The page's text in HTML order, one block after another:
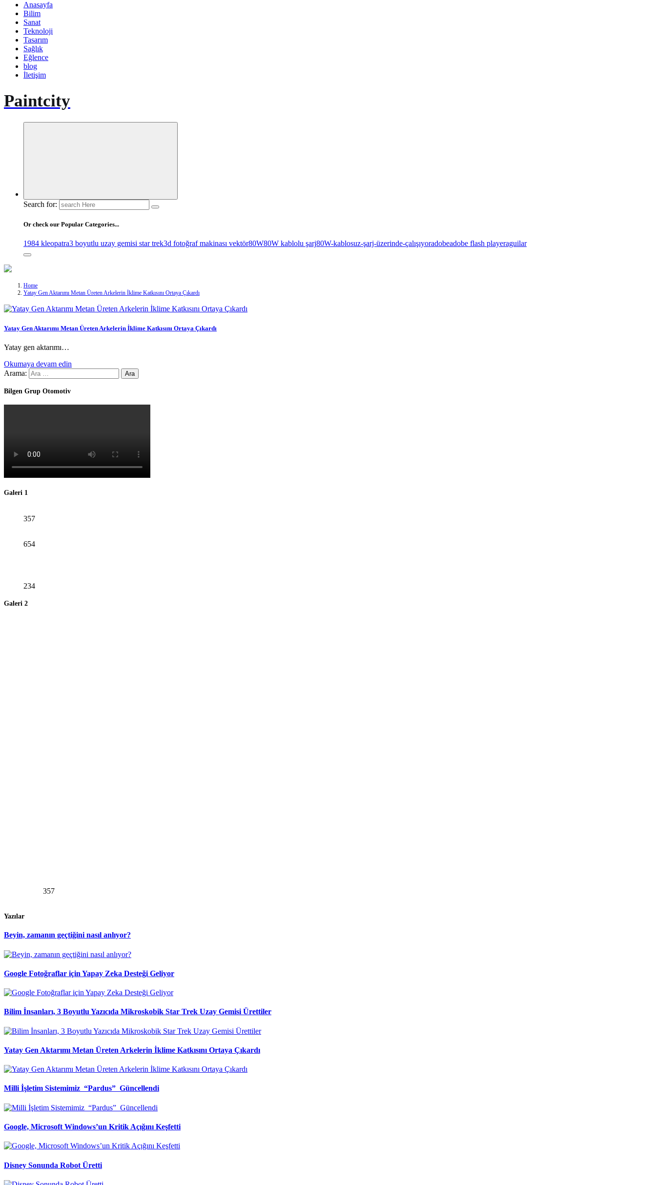
Anasayfa
Bilim
Sanat
Teknoloji
Tasarım
Sağlık
Eğlence
blog
İletişim
Paintcity
Search for:
Or check our Popular Categories...
1984 kleopatra3 boyutlu uzay gemisi star trek3d fotoğraf makinası vektör80W80W kablolu şarj80W-kablosuz-şarj-üzerinde-çalışıyoradobeadobe flash playeraguilar
Home
Yatay Gen Aktarımı Metan Üreten Arkelerin İklime Katkısını Ortaya Çıkardı
Yatay Gen Aktarımı Metan Üreten Arkelerin İklime Katkısını Ortaya Çıkardı
Yatay gen aktarımı…
Okumaya devam edin
Arama:
Bilgen Grup Otomotiv
Galeri 1
357
654
234
Galeri 2
357
Yazılar
Beyin, zamanın geçtiğini nasıl anlıyor?
Google Fotoğraflar için Yapay Zeka Desteği Geliyor
Bilim İnsanları, 3 Boyutlu Yazıcıda Mikroskobik Star Trek Uzay Gemisi Ürettiler
Yatay Gen Aktarımı Metan Üreten Arkelerin İklime Katkısını Ortaya Çıkardı
Milli İşletim Sistemimiz “Pardus” Güncellendi
Google, Microsoft Windows’un Kritik Açığını Keşfetti
Disney Sonunda Robot Üretti